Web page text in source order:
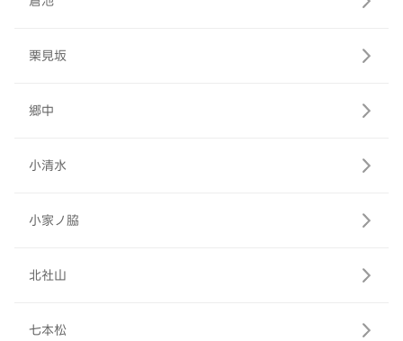
栗見坂
郷中
小清水
小家ノ脇
北社山
七本松